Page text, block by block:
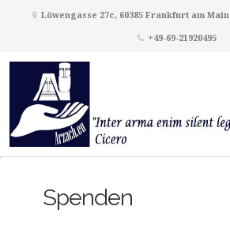
Löwengasse 27c, 60385 Frankfurt am Main
+49-69-21920495
Spenden